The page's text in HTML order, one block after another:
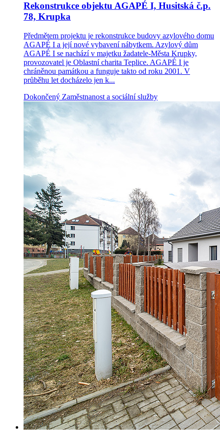
Rekonstrukce objektu AGAPÉ I, Husitská č.p.
78, Krupka
Předmětem projektu je rekonstrukce budovy azylového domu
AGAPÉ I a její nové vybavení nábytkem. Azylový dům
AGAPÉ I se nachází v majetku žadatele-Města Krupky,
provozovatel je Oblastní charita Teplice. AGAPÉ I je
chráněnou památkou a funguje takto od roku 2001. V
průběhu let docházelo jen k...
Dokončený Zaměstnanost a sociální služby